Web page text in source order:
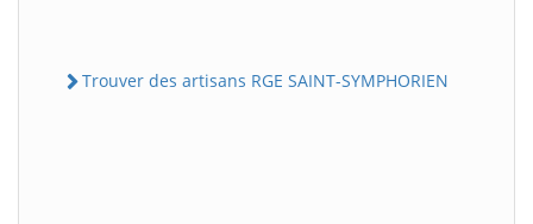
Trouver des artisans RGE SAINT-SYMPHORIEN